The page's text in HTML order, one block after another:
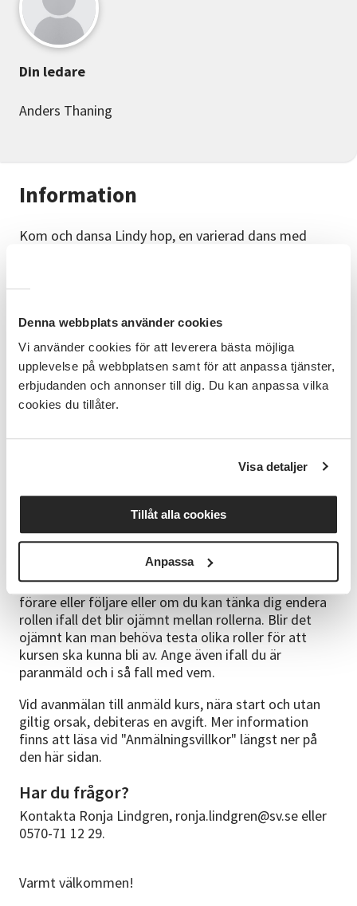
Denna webbplats använder cookies
Vi använder cookies för att leverera bästa möjliga
upplevelse på webbplatsen samt för att anpassa tjänster,
erbjudanden och annonser till dig. Du kan anpassa vilka
cookies du tillåter.
Visa detaljer
Tillåt alla cookies
Anpassa
Information
Kom och dansa Lindy hop, en varierad dans med
och kan variera från att vara lugn och sensuell till vild
stunden.
Målgrupp
Vuxna, nybörjare.
Det kan vara mycket snurrar och slides, så för att
skydda knäna och få ut så mycket av dansen behövs
det skor med ganska hal sula. Ta med vattenflaska.
Sista anmälningsdag 8 september, kursen startar vid
minst 12 anmälda deltagare.
Ange i kommentaren vid anmälan om du vill dansa
förare eller följare eller om du kan tänka dig endera
rollen ifall det blir ojämnt mellan rollerna. Blir det
ojämnt kan man behöva testa olika roller för att
kursen ska kunna bli av. Ange även ifall du är
paranmäld och i så fall med vem.
Vid avanmälan till anmäld kurs, nära start och utan
giltig orsak, debiteras en avgift. Mer information
finns att läsa vid "Anmälningsvillkor" längst ner på
den här sidan.
Har du frågor?
Kontakta Ronja Lindgren, ronja.lindgren@sv.se eller
0570-71 12 29.
Varmt välkommen!
Din ledare
Anders Thaning